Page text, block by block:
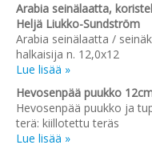
Arabia seinälaatta,
Heljä Liukko-Sundström
Arabia seinälaatta /
halkaisija n. 12,0x12
Lue lisää »
Hevosenpää puukko
Hevosenpää puukko ja
terä: kiillotettu teräs
Lue lisää »